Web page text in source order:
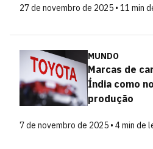
27 de novembro de 2025 • 11 min
MUNDO
Marcas de
Índia como
produção
7 de novembro de 2025 • 4 min de